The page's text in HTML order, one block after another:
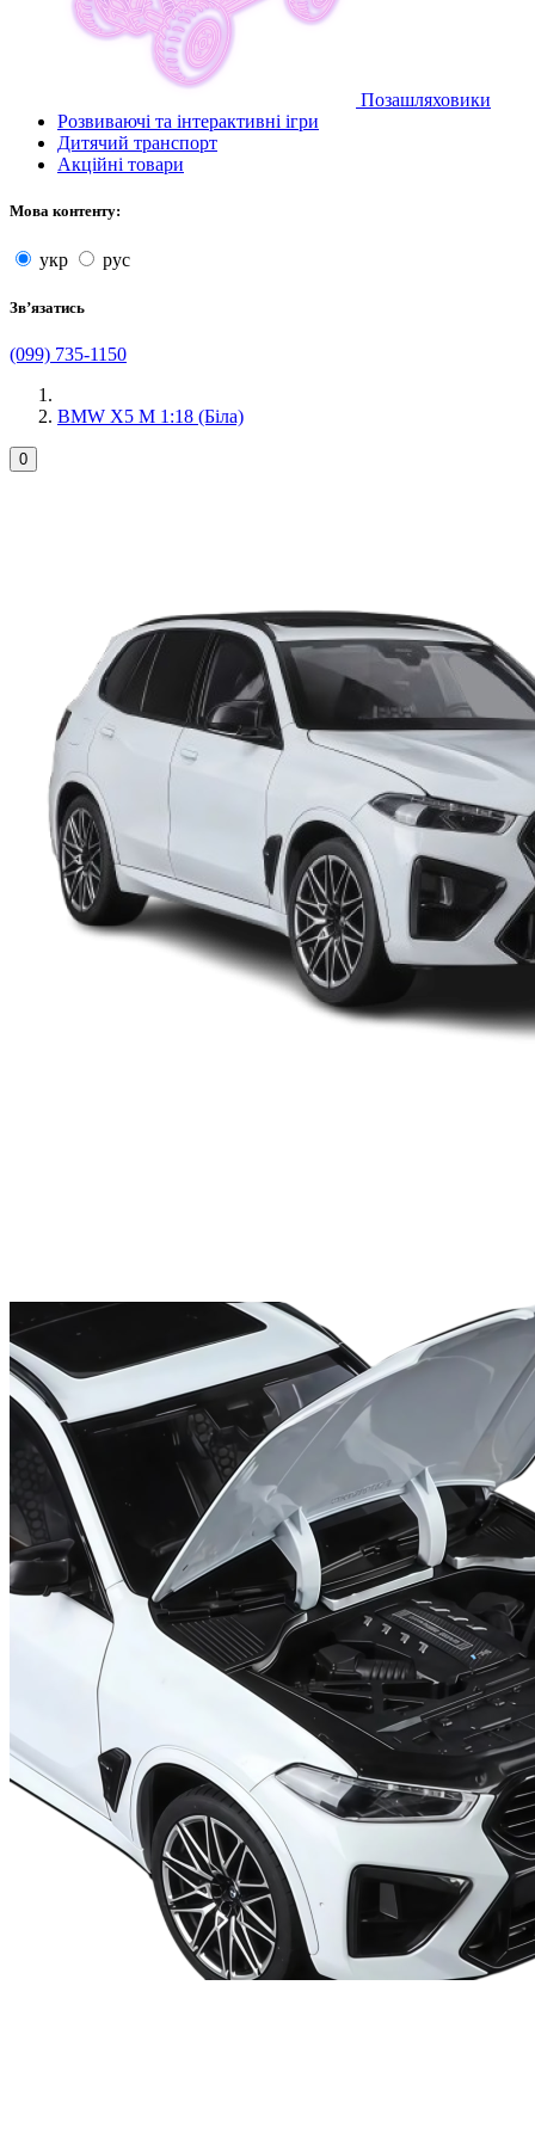
Позашляховики
Розвиваючі та інтерактивні ігри
Дитячий транспорт
Акційні товари
Мова контенту:
укр рус
Звʼязатись
(099) 735-1150
BMW X5 M 1:18 (Біла)
0